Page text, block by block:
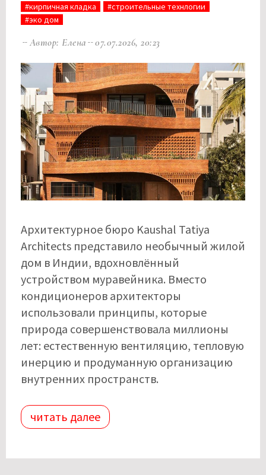
#кирпичная кладка
#строительные технлогии
#эко дом
Автор: Елена 07.07.2026, 20:23
Архитектурное бюро Kaushal Tatiya
Architects представило необычный жилой
дом в Индии, вдохновлённый
устройством муравейника. Вместо
кондиционеров архитекторы
использовали принципы, которые
природа совершенствовала миллионы
лет: естественную вентиляцию, тепловую
инерцию и продуманную организацию
внутренних пространств.
читать далее